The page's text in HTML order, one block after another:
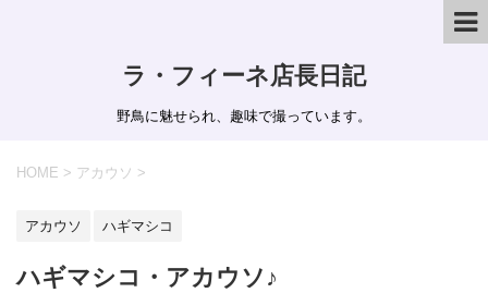
ラ・フィーネ店長日記
野鳥に魅せられ、趣味で撮っています。
HOME > アカウソ >
アカウソ ハギマシコ
ハギマシコ・アカウソ♪